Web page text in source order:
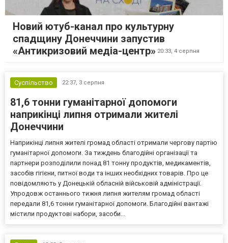
Новий ютуб-канал про культурну
спадщину Донеччини запустив
«Антикризовий медіа-центр» 20:33, 4 серпня
Суспільство 22:37, 3 серпня
81,6 тонни гуманітарної допомоги
наприкінці липня отримали жителі
Донеччини
Наприкінці липня жителі громад області отримали чергову партію
гуманітарної допомоги. За тиждень благодійні організації та
партнери розподілили понад 81 тонну продуктів, медикаментів,
засобів гігієни, питної води та інших необхідних товарів. Про це
повідомляють у Донецькій обласній військовій адміністрації.
Упродовж останнього тижня липня жителям громад області
передали 81,6 тонни гуманітарної допомоги. Благодійні вантажі
містили продуктові набори, засоби...